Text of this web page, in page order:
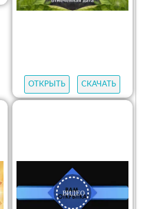
ОТКРЫТЬ СКАЧАТЬ